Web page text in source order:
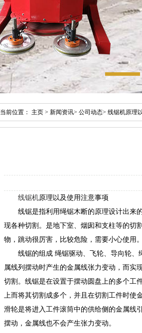
当前位置： 主页 > 新闻资讯> 公司动态> 线锯机原理
线锯机原理以及使用注意事项
线锯是指利用绳锯木断的原理设计出来的
现各种切割。是地下室、烟囱和支柱等的切
物，跳动很厉害，比较危险，需要小心使用
线锯的组成 绳锯驱动、飞轮、导向轮、
属线列摆动时产生的金属线张力变动，而实
切割。线锯是在设置于摆动圆盘上的多个工
上而将其切割成多个，并且在切割工件时使
滑轮是将进入工件滚筒中的供给侧的金属线
摆动，金属线也不会产生张力变动。